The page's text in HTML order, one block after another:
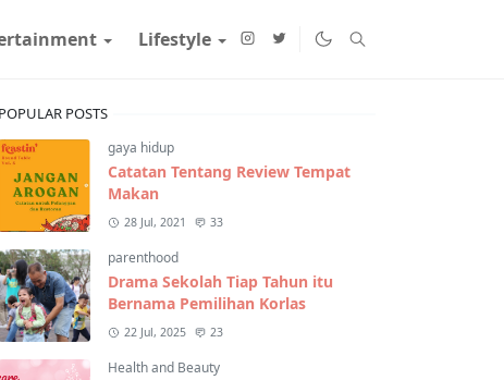
Lifestyle
POPULAR POSTS
gaya hidup
Catatan Tentang Review Tempat
Makan
28 Jul, 2021 33
parenthood
Drama Sekolah Tiap Tahun itu
Bernama Pemilihan Korlas
22 Jul, 2025 23
Health and Beauty